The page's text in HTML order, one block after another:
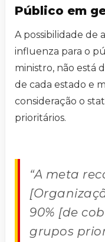
Público em
A possibilidade de
influenza para o
ministro, não está
de cada estado e
consideração o
prioritários.
“A meta
90% [de
grupos